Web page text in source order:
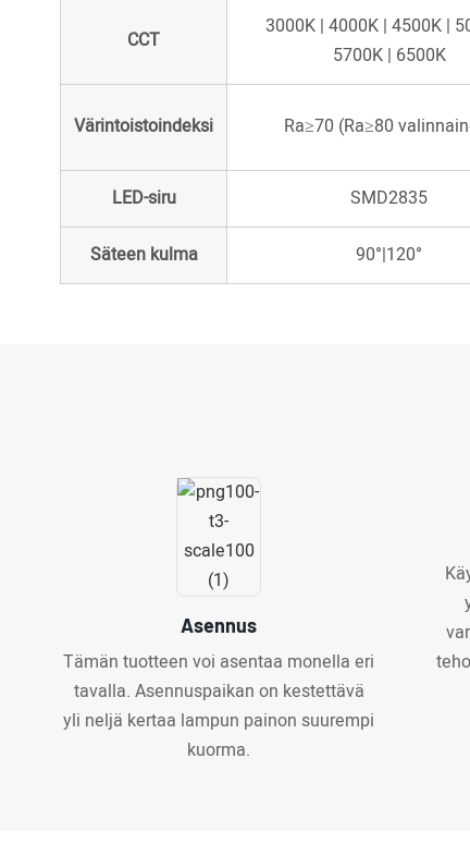
CCT
3000K | 4000K | 4500K |
5700K | 6500K
Värintoistoindeksi Ra≥70 (Ra≥80
LED-siru SMD2835
Säteen kulma 90°|120°
Asennus
Tämän tuotteen voi asentaa monella eri
tavalla. Asennuspaikan on kestettävä
yli neljä kertaa lampun painon suurempi
kuorma.